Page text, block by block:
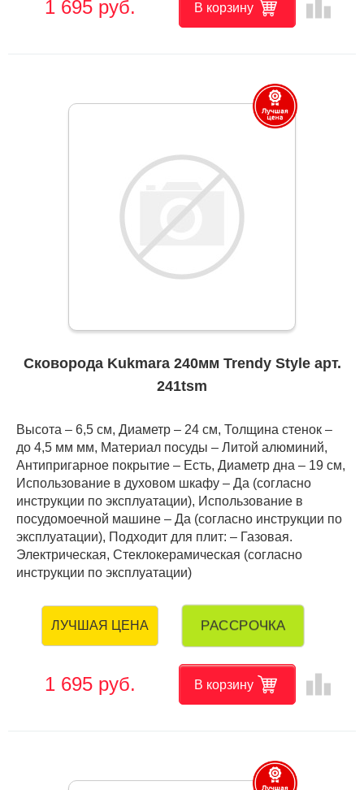
1 695 руб. В корзину leaderboard
Сковорода Kukmara 240мм Trendy Style арт.
241tsm
Высота – 6,5 см, Диаметр – 24 см, Толщина стенок –
до 4,5 мм мм, Материал посуды – Литой алюминий,
Антипригарное покрытие – Есть, Диаметр дна – 19 см,
Использование в духовом шкафу – Да (согласно
инструкции по эксплуатации), Использование в
посудомоечной машине – Да (согласно инструкции по
эксплуатации), Подходит для плит: – Газовая.
Электрическая, Стеклокерамическая (согласно
инструкции по эксплуатации)
ЛУЧШАЯ ЦЕНА РАССРОЧКА
1 695 руб. В корзину leaderboard